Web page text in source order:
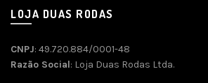
LOJA DUAS RODAS
CNPJ: 49.720.884/0001-48
Razão Social: Loja Duas Rodas Ltda.